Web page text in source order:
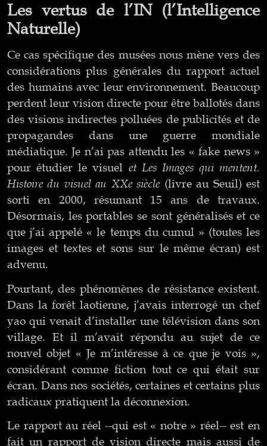
Les vertus de l’IN (l’Intelligence
Naturelle)
Ce cas spécifique des musées nous mène vers des
considérations plus générales du rapport actuel
des humains avec leur environnement. Beaucoup
perdent leur vision directe pour être ballotés dans
des visions indirectes polluées de publicités et de
propagandes dans une guerre mondiale
médiatique. Je n’ai pas attendu les « fake news »
pour étudier le visuel et Les Images qui mentent.
Histoire du visuel au XXe siècle (livre au Seuil) est
sorti en 2000, résumant 15 ans de travaux.
Désormais, les portables se sont généralisés et ce
que j’ai appelé « le temps du cumul » (toutes les
images et textes et sons sur le même écran) est
advenu.
Pourtant, des phénomènes de résistance existent.
Dans la forêt laotienne, j’avais interrogé un chef
yao qui venait d’installer une télévision dans son
village. Et il m’avait répondu au sujet de ce
nouvel objet « Je m’intéresse à ce que je vois »,
considérant comme fiction tout ce qui était sur
écran. Dans nos sociétés, certaines et certains plus
radicaux pratiquent la déconnexion.
Le rapport au réel --qui est « notre » réel-- est en
fait un rapport de vision directe mais aussi de